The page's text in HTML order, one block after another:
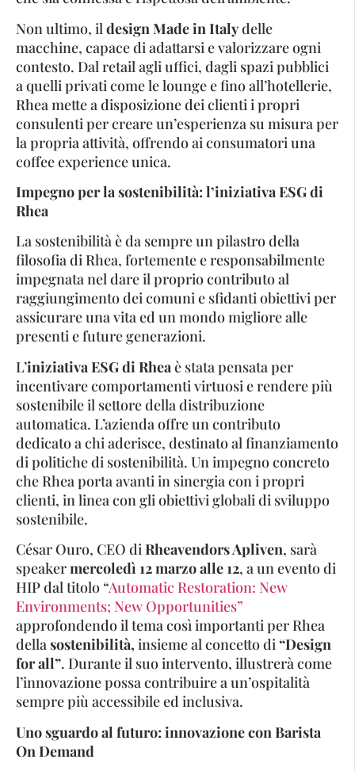
Non ultimo, il design Made in Italydelle
macchine, capace di adattarsi e valorizzare ogni
contesto. Dal retail agli uffici, dagli spazi pubblici
a quelli privati come le lounge e fino all’hotellerie,
Rhea mette a disposizione dei clienti i propri
consulenti per creare un’esperienza su misura per
la propria attività, offrendo ai consumatori una
coffee experience unica.
Impegno per la sostenibilità: l’iniziativa ESG di
Rhea
La sostenibilità è da sempre un pilastro della
filosofia di Rhea, fortemente e responsabilmente
impegnata nel dare il proprio contributo al
raggiungimento dei comuni e sfidanti obiettivi per
assicurare una vita ed un mondo migliore alle
presenti e future generazioni.
L’iniziativa ESG di Rheaè stata pensata per
incentivare comportamenti virtuosi e rendere più
sostenibile il settore della distribuzione
automatica. L’azienda offre un contributo
dedicato a chi aderisce, destinato al finanziamento
di politiche di sostenibilità. Un impegno concreto
che Rhea porta avanti in sinergia con i propri
clienti, in linea con gli obiettivi globali di sviluppo
sostenibile.
César Ouro, CEO diRheavendors Apliven, sarà
speakermercoledì 12 marzo alle 12, a un evento di
HIP dal titolo “Automatic Restoration: New
Environments; New Opportunities”
approfondendo il tema così importanti per Rhea
dellasostenibilità, insieme al concetto di“Design
for all”. Durante il suo intervento, illustrerà come
l’innovazione possa contribuire a un’ospitalità
sempre più accessibile ed inclusiva.
Uno sguardo al futuro: innovazione con Barista
On Demand